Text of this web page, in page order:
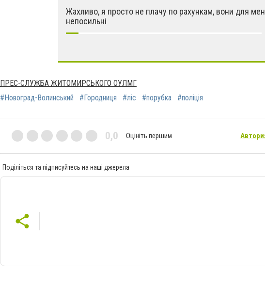
Жахливо, я просто не плачу по рахункам, вони для
непосильні
ПРЕС-СЛУЖБА ЖИТОМИРСЬКОГО ОУЛМГ
#Новоград-Волинський
#Городниця #ліс #порубка #поліція
0,0 Оцініть першим
Поділіться та підписуйтесь на наші джерела